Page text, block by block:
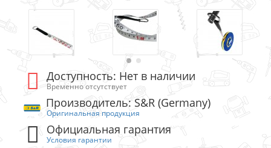
Доступность: Нет в наличии
Временно отсутствует
Производитель: S&R (Germany)
Оригинальная продукция
Официальная гарантия
Условия гарантии